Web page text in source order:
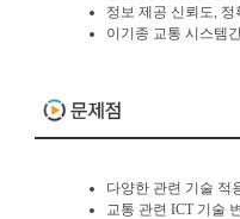
정보 제공 신뢰도,
이기종 교통 시스템
다양한 관련 기술 적
교통 관련 ICT 기술